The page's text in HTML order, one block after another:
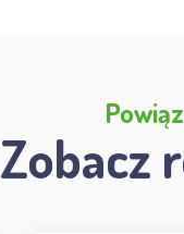
Zobacz